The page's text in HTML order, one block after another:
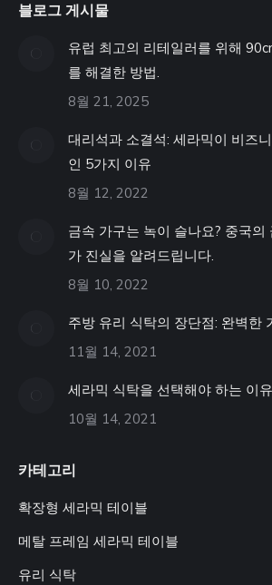
블로그 게시물
유럽 최고의 리테일러를 위해
를 해결한 방법.
8월 21, 2025
대리석과 소결석: 세라믹이 비즈
인 5가지 이유
8월 12, 2022
금속 가구는 녹이 슬나요? 중국의
가 진실을 알려드립니다.
8월 10, 2022
주방 유리 식탁의 장단점: 완벽한
11월 14, 2021
세라믹 식탁을 선택해야 하는 이유
10월 14, 2021
카테고리
확장형 세라믹 테이블
메탈 프레임 세라믹 테이블
유리 식탁